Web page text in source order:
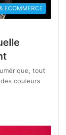
ECOMMERCE
tout
couleurs